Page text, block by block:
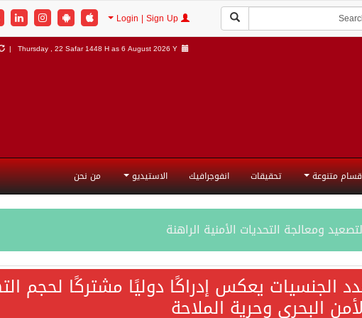
Thursday , 22 Safar 1448 H as6 August 2026 Y |
متنوعة تحقيقات انفوجرافيك الاستيديو من نحن
ومعالجة التحديات الأمنية الراهنة
في أراضي فلسطين باطلة
الجنسيات يعكس إدراكًا دوليًا مشتركًا لحجم
البحري وحرية الملاحة